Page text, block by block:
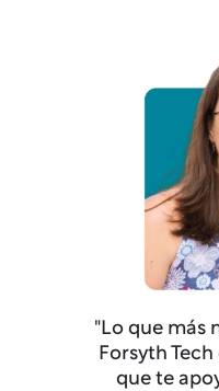
"Lo que más
Forsyth
que te